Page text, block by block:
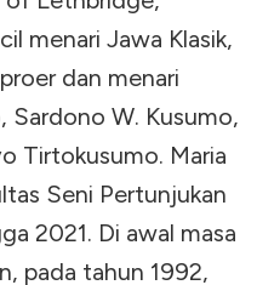
menari Jawa Klasik,
dan menari
Sardono W. Kusumo,
Tirtokusumo. Maria
Seni Pertunjukan
2021. Di awal masa
pada tahun 1992,